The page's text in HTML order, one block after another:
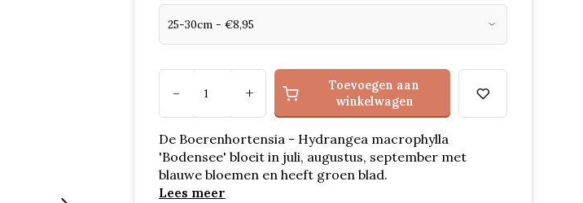
- +
Toevoegen aan
winkelwagen
De Boerenhortensia - Hydrangea macrophylla
'Bodensee' bloeit in juli, augustus, september met
blauwe bloemen en heeft groen blad.
Lees meer